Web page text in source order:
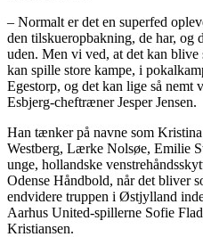
– Normalt er det en superfed
den tilskueropbakning, de har, og
uden. Men vi ved, at det kan
kan spille store kampe, i
Egestorp, og det kan lige så nemt
Esbjerg-cheftræner Jesper Jensen.
Han tænker på navne som
Westberg, Lærke Nolsøe, Emilie
unge, hollandske
Odense Håndbold, når det bliver
endvidere truppen i Østjylland
Aarhus United-spillerne Sofie
Kristiansen.